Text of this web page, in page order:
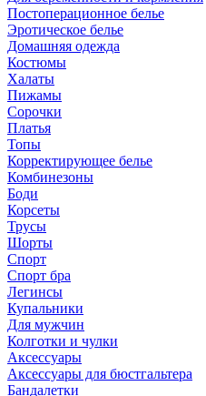
Постоперационное белье
Эротическое белье
Домашняя одежда
Костюмы
Халаты
Пижамы
Сорочки
Платья
Топы
Корректирующее белье
Комбинезоны
Боди
Корсеты
Трусы
Шорты
Спорт
Спорт бра
Легинсы
Купальники
Для мужчин
Колготки и чулки
Аксессуары
Аксессуары для бюстгальтера
Бандалетки